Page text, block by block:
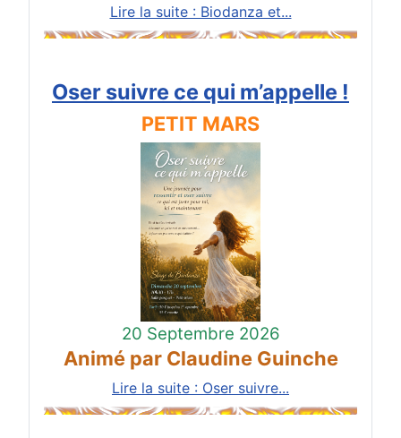
Lire la suite : Biodanza et...
Oser suivre ce qui m’appelle !
PETIT MARS
20 Septembre 2026
Animé par Claudine Guinche
Lire la suite : Oser suivre...